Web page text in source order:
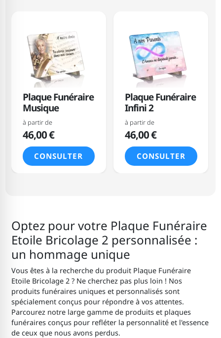
Plaque Funéraire
Musique
à partir de
46,00 €
CONSULTER
Plaque Funéraire
Infini 2
à partir de
46,00 €
CONSULTER
Optez pour votre Plaque Funéraire
Etoile Bricolage 2 personnalisée :
un hommage unique
Vous êtes à la recherche du produit Plaque Funéraire
Etoile Bricolage 2 ? Ne cherchez pas plus loin ! Nos
produits funéraires uniques et personnalisés sont
spécialement conçus pour répondre à vos attentes.
Parcourez notre large gamme de produits et plaques
funéraires conçus pour refléter la personnalité et l'essence
de ceux que nous avons perdus.